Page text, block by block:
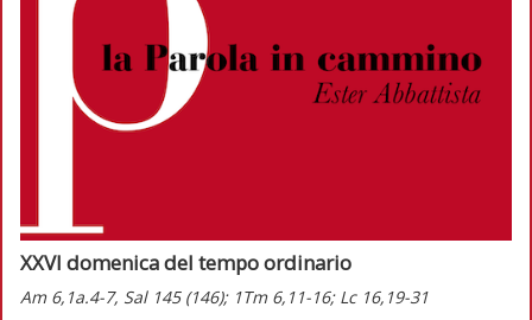
XXVI domenica del tempo ordinario
Am 6,1a.4-7, Sal 145 (146); 1Tm 6,11-16; Lc 16,19-31